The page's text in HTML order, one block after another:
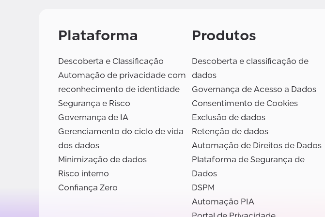
Plataforma
Descoberta e Classificação
Automação de privacidade com
reconhecimento de identidade
Segurança e Risco
Governança de IA
Gerenciamento do ciclo de vida
dos dados
Minimização de dados
Risco interno
Confiança Zero
Produtos
Descoberta e classificação de
dados
Governança de Acesso a Dados
Consentimento de Cookies
Exclusão de dados
Retenção de dados
Automação de Direitos de Dados
Plataforma de Segurança de
Dados
DSPM
Automação PIA